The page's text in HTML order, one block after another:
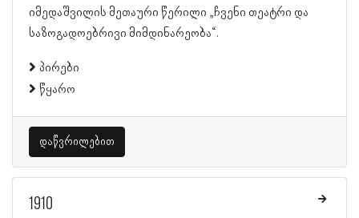
იმედაშვილის მეთაური წერილი „ჩვენი თეატრი და
საზოგადოებრივი მიმდინარეობა“.
პირები
წყარო
დაწვრილებით
1910